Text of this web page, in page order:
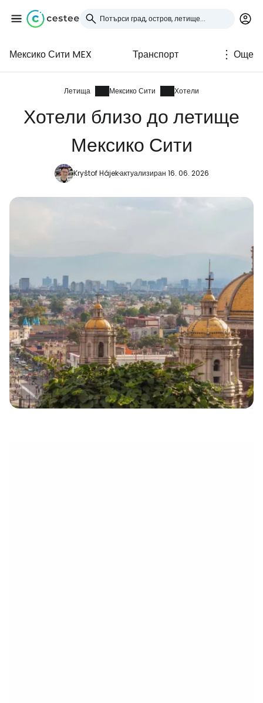
Мексико Сити MEX Транспорт Още
Летища Мексико Сити Хотели
Хотели близо до летище
Мексико Сити
Kryštof Hájekактуализиран 16. 06. 2026
Влезте в Cestee
... световната общност на туристите
Продължете с Google
Продължете с Facebook